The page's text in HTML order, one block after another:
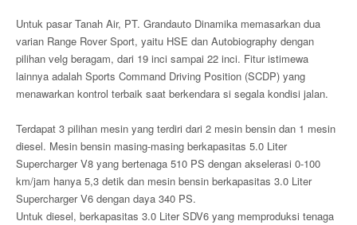
Untuk pasar Tanah Air, PT. Grandauto Dinamika memasarkan dua
varian Range Rover Sport, yaitu HSE dan Autobiography dengan
pilihan velg beragam, dari 19 inci sampai 22 inci. Fitur istimewa
lainnya adalah Sports Command Driving Position (SCDP) yang
menawarkan kontrol terbaik saat berkendara si segala kondisi jalan.
Terdapat 3 pilihan mesin yang terdiri dari 2 mesin bensin dan 1 mesin
diesel. Mesin bensin masing-masing berkapasitas 5.0 Liter
Supercharger V8 yang bertenaga 510 PS dengan akselerasi 0-100
km/jam hanya 5,3 detik dan mesin bensin berkapasitas 3.0 Liter
Supercharger V6 dengan daya 340 PS.
Untuk diesel, berkapasitas 3.0 Liter SDV6 yang memproduksi tenaga